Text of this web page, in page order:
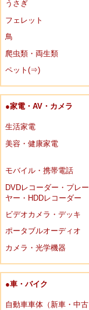
うさぎ
フェレット
鳥
爬虫類・両生類
ペット(⇒)
●家電・AV・カメラ
生活家電
美容・健康家電
モバイル・携帯電話
DVDレコーダー・プレー
ヤー・HDDレコーダー
ビデオカメラ・デッキ
ポータブルオーディオ
カメラ・光学機器
●車・バイク
自動車車体（新車・中古